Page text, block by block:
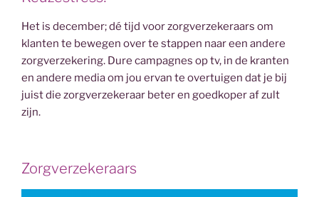
Het is december; dé tijd voor zorgverzekeraars om
klanten te bewegen over te stappen naar een andere
zorgverzekering. Dure campagnes op tv, in de kranten
en andere media om jou ervan te overtuigen dat je bij
juist die zorgverzekeraar beter en goedkoper af zult
zijn.
Zorgverzekeraars